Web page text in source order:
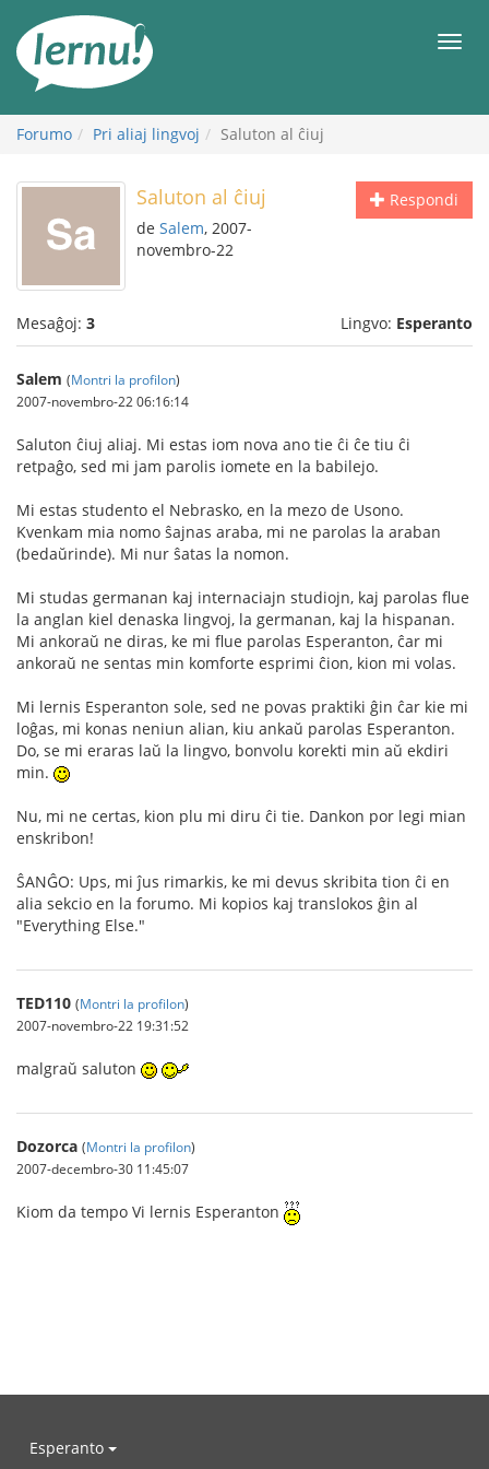
enhavo
Forumo Pri aliaj lingvoj Saluton al ĉiuj
Respondi
Saluton al ĉiuj
de Salem, 2007-
novembro-22
Mesaĝoj: 3 Lingvo: Esperanto
Salem (Montri la profilon)
2007-novembro-22 06:16:14
Saluton ĉiuj aliaj. Mi estas iom nova ano tie ĉi ĉe tiu ĉi
retpaĝo, sed mi jam parolis iomete en la babilejo.
Mi estas studento el Nebrasko, en la mezo de Usono.
Kvenkam mia nomo ŝajnas araba, mi ne parolas la araban
(bedaŭrinde). Mi nur ŝatas la nomon.
Mi studas germanan kaj internaciajn studiojn, kaj parolas flue
la anglan kiel denaska lingvoj, la germanan, kaj la hispanan.
Mi ankoraŭ ne diras, ke mi flue parolas Esperanton, ĉar mi
ankoraŭ ne sentas min komforte esprimi ĉion, kion mi volas.
Mi lernis Esperanton sole, sed ne povas praktiki ĝin ĉar kie mi
loĝas, mi konas neniun alian, kiu ankaŭ parolas Esperanton.
Do, se mi eraras laŭ la lingvo, bonvolu korekti min aŭ ekdiri
min.
Nu, mi ne certas, kion plu mi diru ĉi tie. Dankon por legi mian
enskribon!
ŜANĜO: Ups, mi ĵus rimarkis, ke mi devus skribita tion ĉi en
alia sekcio en la forumo. Mi kopios kaj translokos ĝin al
"Everything Else."
TED110 (Montri la profilon)
2007-novembro-22 19:31:52
malgraŭ saluton
Dozorca (Montri la profilon)
2007-decembro-30 11:45:07
Kiom da tempo Vi lernis Esperanton
Esperanto